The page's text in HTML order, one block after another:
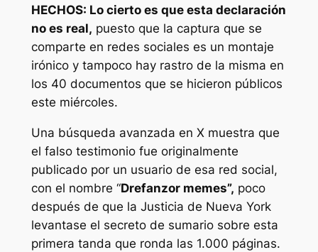
HECHOS: Lo cierto es que esta declaración
no es real, puesto que la captura que se
comparte en redes sociales es un montaje
irónico y tampoco hay rastro de la misma en
los 40 documentos que se hicieron públicos
este miércoles.
Una búsqueda avanzada en X muestra que
el falso testimonio fue originalmente
publicado por un usuario de esa red social,
con el nombre “Drefanzor memes”, poco
después de que la Justicia de Nueva York
levantase el secreto de sumario sobre esta
primera tanda que ronda las 1.000 páginas.